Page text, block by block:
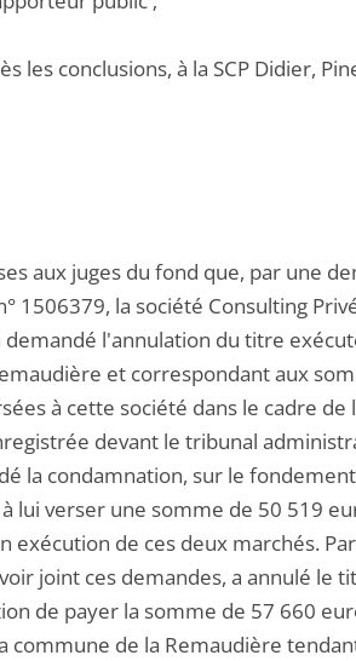
les conclusions, à la SCP Didier,
aux juges du fond que, par une
1506379, la société Consulting
demandé l'annulation du titre
et correspondant aux
à cette société dans le cadre
devant le tribunal
la condamnation, sur le
lui verser une somme de 50 519
de ces deux marchés.
joint ces demandes, a annulé le
de payer la somme de 57 660
de la Remaudière